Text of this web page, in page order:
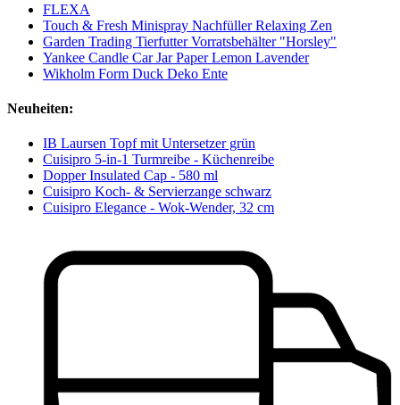
FLEXA
Touch & Fresh Minispray Nachfüller Relaxing Zen
Garden Trading Tierfutter Vorratsbehälter "Horsley"
Yankee Candle Car Jar Paper Lemon Lavender
Wikholm Form Duck Deko Ente
Neuheiten:
IB Laursen Topf mit Untersetzer grün
Cuisipro 5-in-1 Turmreibe - Küchenreibe
Dopper Insulated Cap - 580 ml
Cuisipro Koch- & Servierzange schwarz
Cuisipro Elegance - Wok-Wender, 32 cm